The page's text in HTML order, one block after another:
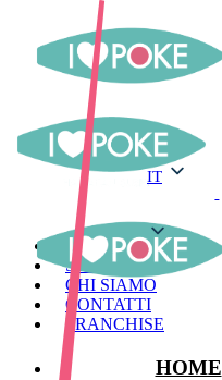
IT
MENU
STORES
CHI SIAMO
CONTATTI
FRANCHISE
HOME